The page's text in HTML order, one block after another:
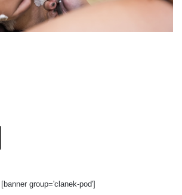
Tisknout
[banner group='clanek-pod']